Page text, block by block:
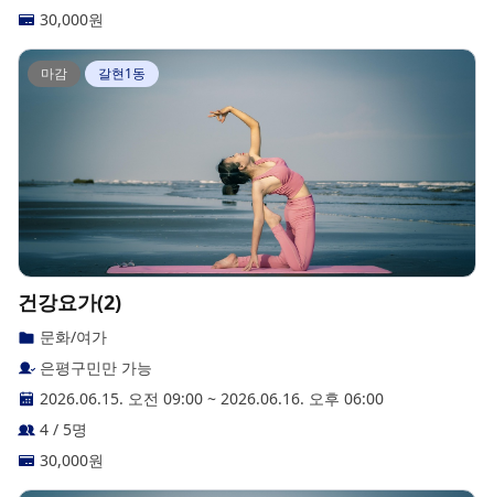
30,000원
마감 갈현1동
건강요가(2)
문화/여가
은평구민만 가능
2026.06.15. 오전 09:00 ~ 2026.06.16. 오후 06:00
4 / 5명
30,000원